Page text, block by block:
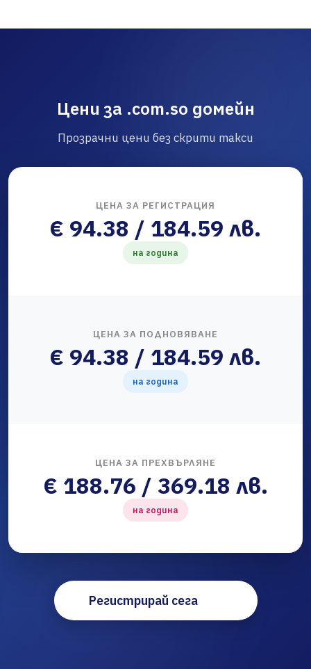
Цени за .com.so домейн
Прозрачни цени без скрити такси
ЦЕНА ЗА РЕГИСТРАЦИЯ
€ 94.38 / 184.59 лв.
на година
ЦЕНА ЗА ПОДНОВЯВАНЕ
€ 94.38 / 184.59 лв.
на година
ЦЕНА ЗА ПРЕХВЪРЛЯНЕ
€ 188.76 / 369.18 лв.
на година
Регистрирай сега